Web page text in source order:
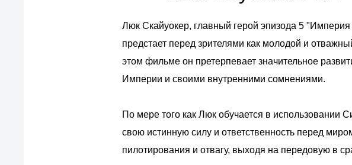
Люк Скайуокер, главный герой эпизода 5
предстает перед зрителями как молодой и
этом фильме он претерпевает значительное
Империи и своими внутренними сомнениями.
По мере того как Люк обучается в
свою истинную силу и ответственность перед
пилотирования и отвагу, выходя на передовую в